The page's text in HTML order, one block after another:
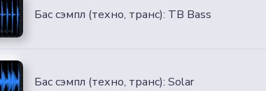
Бас сэмпл (техно, транс): TB Bass
Бас сэмпл (техно, транс): Solar